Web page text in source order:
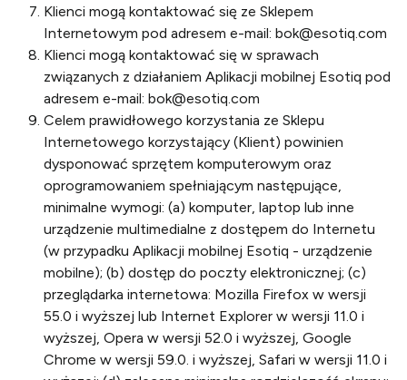
Klienci mogą kontaktować się ze Sklepem
Internetowym pod adresem e-mail: bok@esotiq.com
Klienci mogą kontaktować się w sprawach
związanych z działaniem Aplikacji mobilnej Esotiq pod
adresem e-mail: bok@esotiq.com
Celem prawidłowego korzystania ze Sklepu
Internetowego korzystający (Klient) powinien
dysponować sprzętem komputerowym oraz
oprogramowaniem spełniającym następujące,
minimalne wymogi: (a) komputer, laptop lub inne
urządzenie multimedialne z dostępem do Internetu
(w przypadku Aplikacji mobilnej Esotiq - urządzenie
mobilne); (b) dostęp do poczty elektronicznej; (c)
przeglądarka internetowa: Mozilla Firefox w wersji
55.0 i wyższej lub Internet Explorer w wersji 11.0 i
wyższej, Opera w wersji 52.0 i wyższej, Google
Chrome w wersji 59.0. i wyższej, Safari w wersji 11.0 i